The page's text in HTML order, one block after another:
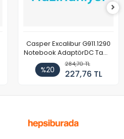
Casper Excalibur G911.1290
Notebook AdaptörDC Tamir
Kablosu
%20
284,70 TL
227,76 TL